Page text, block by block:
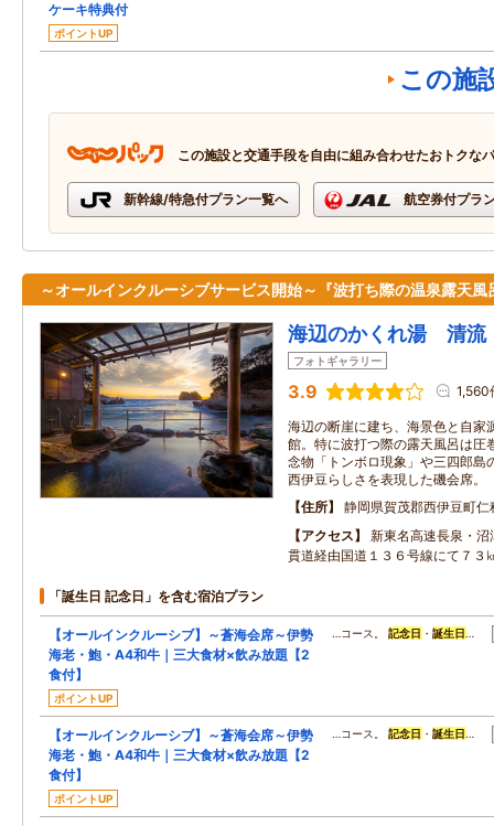
ケーキ特典付
ポイントUP
この施
この施設と交通手段を自由に組み合わせたおトクな
新幹線/特急付プラン一覧へ 航空券付プラ
～オールインクルーシブサービス開始～『波打ち際の温泉露天風
海辺のかくれ湯 清流
フォトギャラリー
3.9 1,560
海辺の断崖に建ち、海景色と自家
館。特に波打つ際の露天風呂は圧
念物「トンボロ現象」や三四郎島
西伊豆らしさを表現した磯会席。
住所
静岡県賀茂郡西伊豆町仁
アクセス
新東名高速長泉・
貫道経由国道１３６号線にて７３
「誕生日 記念日」を含む宿泊プラン
【オールインクルーシブ】～蒼海会席～伊勢
海老・鮑・A4和牛｜三大食材×飲み放題【2
食付】
ポイントUP
…コース。記念日 ・誕生日 …
【オールインクルーシブ】～蒼海会席～伊勢
海老・鮑・A4和牛｜三大食材×飲み放題【2
食付】
ポイントUP
…コース。記念日 ・誕生日 …